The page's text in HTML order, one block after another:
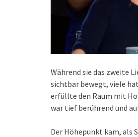
Während sie das zweite
sichtbar bewegt, viele
erfüllte den Raum mit
war tief berührend und
Der Höhepunkt kam, als